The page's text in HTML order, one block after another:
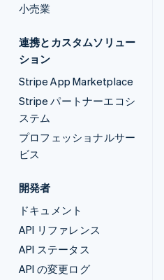
小売業
連携とカスタムソリュー
ション
Stripe App Marketplace
Stripe パートナーエコシ
ステム
プロフェッショナルサー
ビス
開発者
ドキュメント
API リファレンス
API ステータス
API の変更ログ